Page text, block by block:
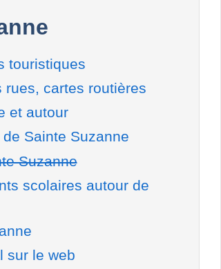
touristiques
cartes routières
et autour
Sainte Suzanne
Suzanne
scolaires autour de
sur le web